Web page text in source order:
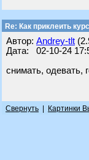
Re: Как приклеить
Автор: Andrey-tlt
Дата: 02-10-24
снимать, одевать,
Свернуть Картинки